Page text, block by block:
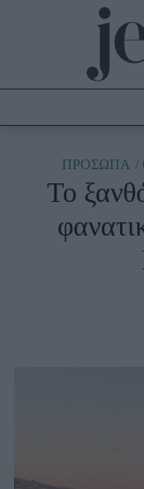
Culture
Fashion
Shopping
Beauty -
Well being
ΠΡΟΣΩΠΑ
Το